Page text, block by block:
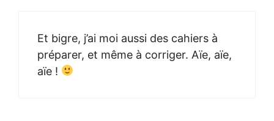
Et bigre, j’ai moi aussi des cahiers à
préparer, et même à corriger. Aïe, aïe,
aïe !